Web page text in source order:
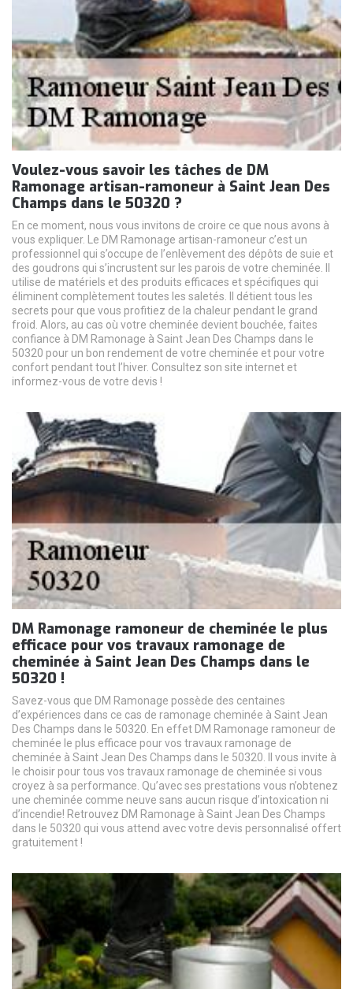
Voulez-vous savoir les tâches de DM
Ramonage artisan-ramoneur à Saint Jean Des
Champs dans le 50320 ?
En ce moment, nous vous invitons de croire ce que nous avons à
vous expliquer. Le DM Ramonage artisan-ramoneur c’est un
professionnel qui s’occupe de l’enlèvement des dépôts de suie et
des goudrons qui s’incrustent sur les parois de votre cheminée. Il
utilise de matériels et des produits efficaces et spécifiques qui
éliminent complètement toutes les saletés. Il détient tous les
secrets pour que vous profitiez de la chaleur pendant le grand
froid. Alors, au cas où votre cheminée devient bouchée, faites
confiance à DM Ramonage à Saint Jean Des Champs dans le
50320 pour un bon rendement de votre cheminée et pour votre
confort pendant tout l’hiver. Consultez son site internet et
informez-vous de votre devis !
DM Ramonage ramoneur de cheminée le plus
efficace pour vos travaux ramonage de
cheminée à Saint Jean Des Champs dans le
50320 !
Savez-vous que DM Ramonage possède des centaines
d’expériences dans ce cas de ramonage cheminée à Saint Jean
Des Champs dans le 50320. En effet DM Ramonage ramoneur de
cheminée le plus efficace pour vos travaux ramonage de
cheminée à Saint Jean Des Champs dans le 50320. Il vous invite à
le choisir pour tous vos travaux ramonage de cheminée si vous
croyez à sa performance. Qu’avec ses prestations vous n’obtenez
une cheminée comme neuve sans aucun risque d’intoxication ni
d’incendie! Retrouvez DM Ramonage à Saint Jean Des Champs
dans le 50320 qui vous attend avec votre devis personnalisé offert
gratuitement !